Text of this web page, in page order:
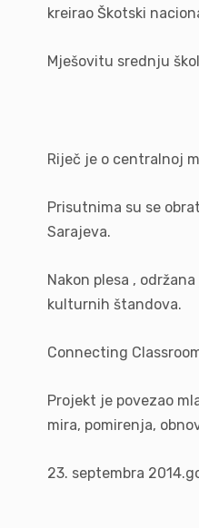
kreirao Škotski
Mješovitu srednju
Riječ je o centralnoj
Prisutnima su se
Sarajeva.
Nakon plesa ,
kulturnih štandova.
Connecting
Projekt je povezao
mira, pomirenja,
23. septembra